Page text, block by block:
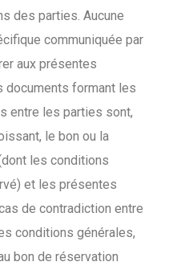
des parties. Aucune
communiquée par
aux présentes
documents formant les
entre les parties sont,
le bon ou la
les conditions
et les présentes
de contradiction entre
conditions générales,
bon de réservation